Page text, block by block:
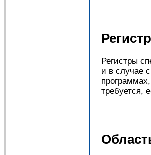
Регистры
и в случае
требуется,